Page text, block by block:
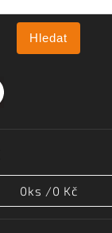
Hledat
0ks /0 Kč